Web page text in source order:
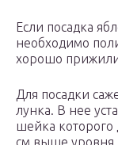
Если посадка
необходимо
хорошо
Для посадки
лунка. В нее
шейка которого
см выше уровня